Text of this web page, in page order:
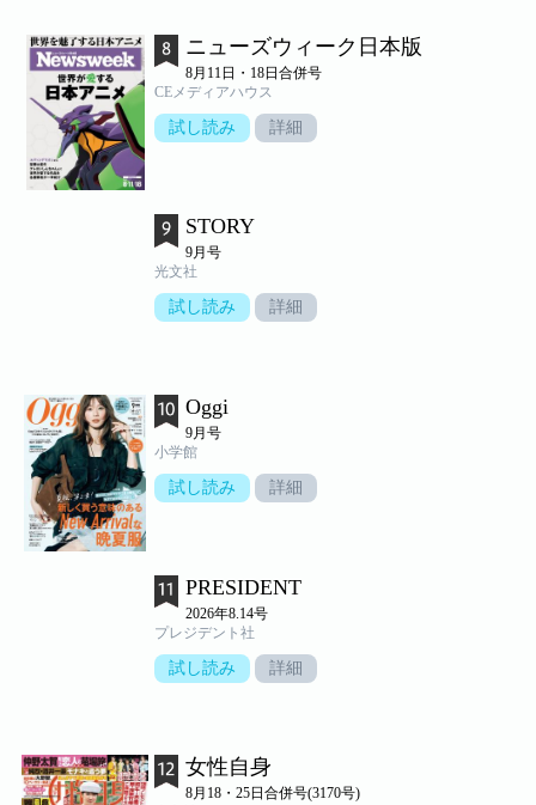
ニューズウィーク日本版
8月11日・18日合併号
CEメディアハウス
試し読み 詳細
STORY
9月号
光文社
試し読み 詳細
Oggi
9月号
小学館
試し読み 詳細
PRESIDENT
2026年8.14号
プレジデント社
試し読み 詳細
女性自身
8月18・25日合併号(3170号)